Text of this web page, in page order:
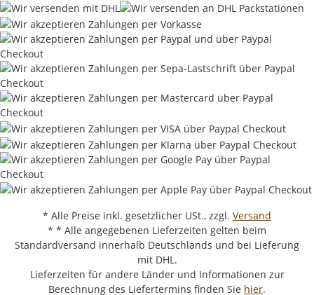
* Alle Preise inkl. gesetzlicher USt., zzgl. Versand
* * Alle angegebenen Lieferzeiten gelten beim
Standardversand innerhalb Deutschlands und bei Lieferung
mit DHL.
Lieferzeiten für andere Länder und Informationen zur
Berechnung des Liefertermins finden Sie hier.